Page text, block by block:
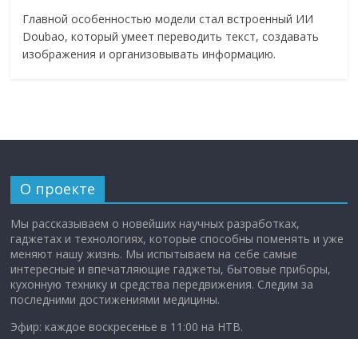
Главной особенностью модели стал встроенный ИИ
Doubao, который умеет переводить текст, создавать
изображения и организовывать информацию.
О проекте
Мы рассказываем о новейших научных разработках,
гаджетах и технологиях, которые способны поменять и уже
меняют нашу жизнь. Мы испытываем на себе самые
интересные и впечатляющие гаджеты, бытовые приборы,
кухонную технику и средства передвижения. Следим за
последними достижениями медицины.
Эфир: каждое воскресенье в 11:00 на НТВ.